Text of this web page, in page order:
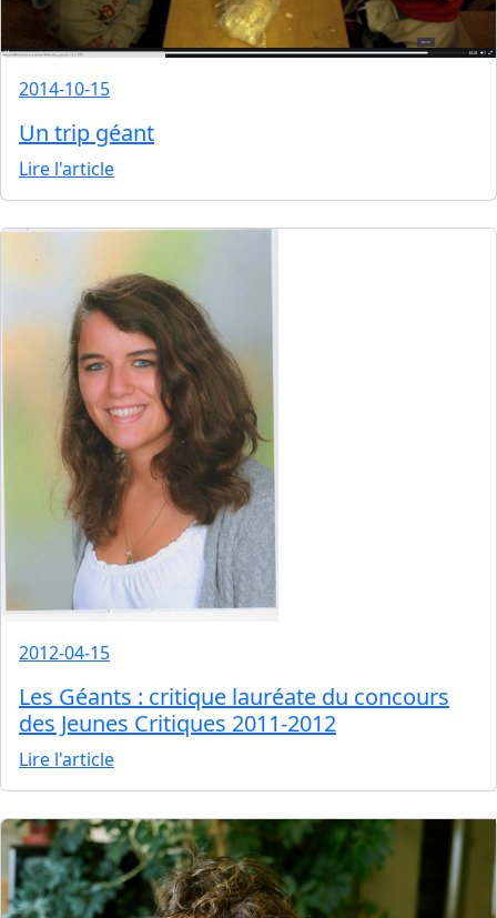
2014-10-15
Un trip géant
Lire l'article
2012-04-15
Les Géants : critique lauréate du concours
des Jeunes Critiques 2011-2012
Lire l'article